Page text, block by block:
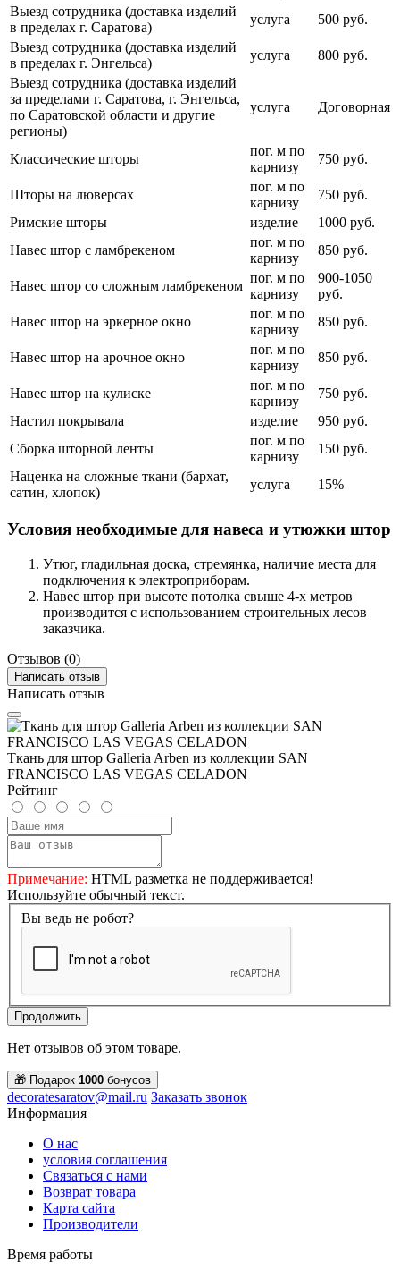
Выезд сотрудника (доставка изделий
в пределах г. Саратова)
услуга
500 руб.
Выезд сотрудника (доставка изделий
в пределах г. Энгельса)
услуга
800 руб.
Выезд сотрудника (доставка изделий
за пределами г. Саратова, г. Энгельса,
по Саратовской области и другие
регионы)
услуга Договорная
Классические шторы
пог. м по
карнизу
750 руб.
Шторы на люверсах
пог. м по
карнизу
750 руб.
Римские шторы
изделие
1000 руб.
Навес штор с ламбрекеном
пог. м по
карнизу
850 руб.
Навес штор со сложным ламбрекеном
пог. м по
карнизу
900-1050
руб.
Навес штор на эркерное окно
пог. м по
карнизу
850 руб.
Навес штор на арочное окно
пог. м по
карнизу
850 руб.
Навес штор на кулиске
пог. м по
карнизу
750 руб.
Настил покрывала
изделие
950 руб.
Сборка шторной ленты
пог. м по
карнизу
150 руб.
Наценка на сложные ткани (бархат,
сатин, хлопок)
услуга 15%
Условия необходимые для навеса и утюжки штор
Утюг, гладильная доска, стремянка, наличие места для
подключения к электроприборам.
Навес штор при высоте потолка свыше 4-х метров
производится с использованием строительных лесов
заказчика.
Отзывов (0)
Написать отзыв
Написать отзыв
Ткань для штор Galleria Arben из коллекции SAN
FRANCISCO LAS VEGAS CELADON
Рейтинг
Примечание: HTML разметка не поддерживается!
Используйте обычный текст.
Вы ведь не робот?
Продолжить
Нет отзывов об этом товаре.
🎁 Подарок 1000 бонусов
decoratesaratov@mail.ru Заказать звонок
Информация
О нас
условия соглашения
Связаться с нами
Возврат товара
Карта сайта
Производители
Время работы